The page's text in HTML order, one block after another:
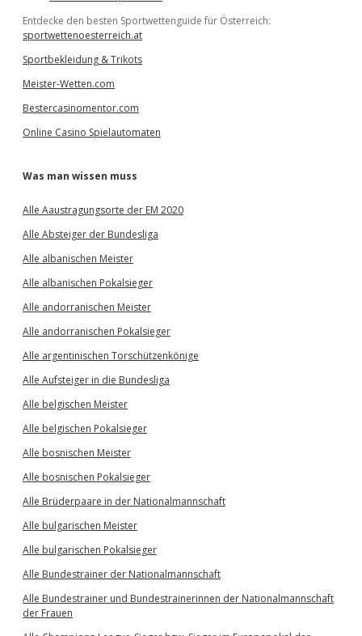
Entdecke den besten Sportwettenguide für Österreich:
sportwettenoesterreich.at
Sportbekleidung & Trikots
Meister-Wetten.com
Bestercasinomentor.com
Online Casino Spielautomaten
Was man wissen muss
Alle Aaustragungsorte der EM 2020
Alle Absteiger der Bundesliga
Alle albanischen Meister
Alle albanischen Pokalsieger
Alle andorranischen Meister
Alle andorranischen Pokalsieger
Alle argentinischen Torschützenkönige
Alle Aufsteiger in die Bundesliga
Alle belgischen Meister
Alle belgischen Pokalsieger
Alle bosnischen Meister
Alle bosnischen Pokalsieger
Alle Brüderpaare in der Nationalmannschaft
Alle bulgarischen Meister
Alle bulgarischen Pokalsieger
Alle Bundestrainer der Nationalmannschaft
Alle Bundestrainer und Bundestrainerinnen der Nationalmannschaft
der Frauen